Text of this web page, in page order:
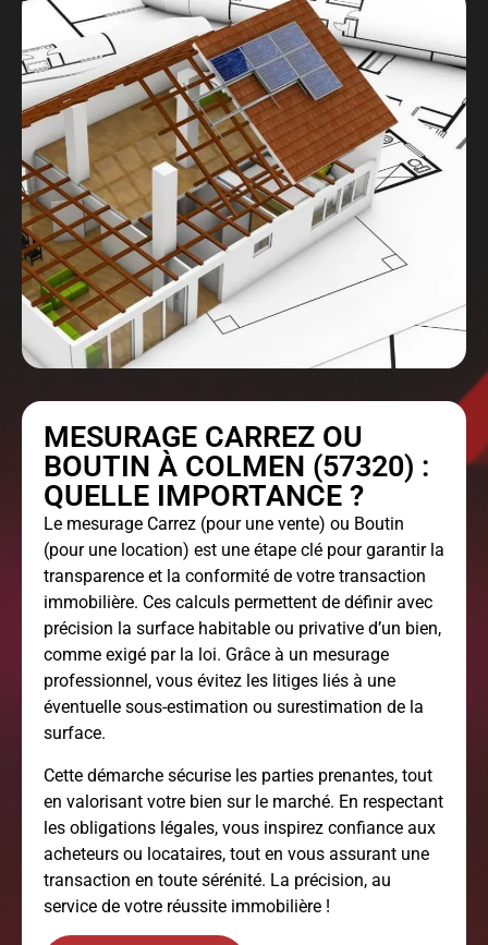
MESURAGE CARREZ OU
BOUTIN À COLMEN (57320) :
QUELLE IMPORTANCE ?
Le mesurage Carrez (pour une vente) ou Boutin
(pour une location) est une étape clé pour garantir la
transparence et la conformité de votre transaction
immobilière. Ces calculs permettent de définir avec
précision la surface habitable ou privative d’un bien,
comme exigé par la loi. Grâce à un mesurage
professionnel, vous évitez les litiges liés à une
éventuelle sous-estimation ou surestimation de la
surface.
Cette démarche sécurise les parties prenantes, tout
en valorisant votre bien sur le marché. En respectant
les obligations légales, vous inspirez confiance aux
acheteurs ou locataires, tout en vous assurant une
transaction en toute sérénité. La précision, au
service de votre réussite immobilière !